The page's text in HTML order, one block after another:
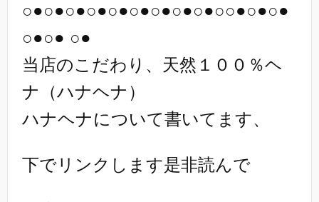
○●○●○●○●○●○●○●○●○●○○●○●○●
○●○● ○●
当店のこだわり、天然１００％ヘ
ナ（ハナヘナ）
ハナヘナについて書いてます、
下でリンクします是非読んで